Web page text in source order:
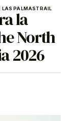
LAS PALMASTRAIL
la
North
2026